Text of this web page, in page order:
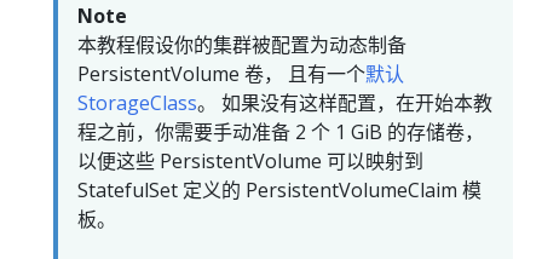
Note
本教程假设你的集群被配置为动态制备
PersistentVolume 卷， 且有一个默认
StorageClass。 如果没有这样配置，在开始本教
程之前，你需要手动准备 2 个 1 GiB 的存储卷，
以便这些 PersistentVolume 可以映射到
StatefulSet 定义的 PersistentVolumeClaim 模
板。